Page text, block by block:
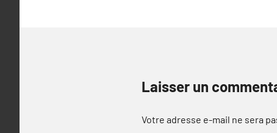
Laisser un
Votre adresse e-mail ne sera